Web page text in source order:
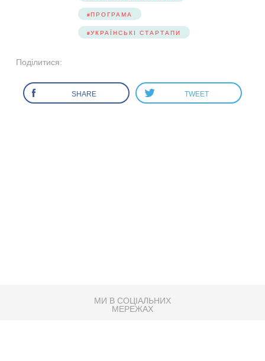
ПРОГРАМА
УКРАЇНСЬКІ СТАРТАПИ
Поділитися:
SHARE TWEET
МИ В СОЦІАЛЬНИХ
МЕРЕЖАХ